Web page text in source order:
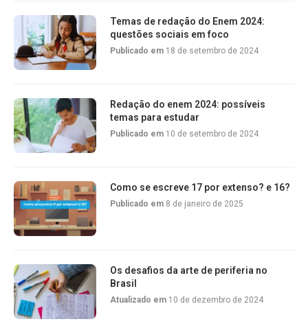
Temas de redação do Enem 2024:
questões sociais em foco
Publicado em 18 de setembro de 2024
Redação do enem 2024: possíveis
temas para estudar
Publicado em 10 de setembro de 2024
Como se escreve 17 por extenso? e 16?
Publicado em 8 de janeiro de 2025
Os desafios da arte de periferia no
Brasil
Atualizado em 10 de dezembro de 2024